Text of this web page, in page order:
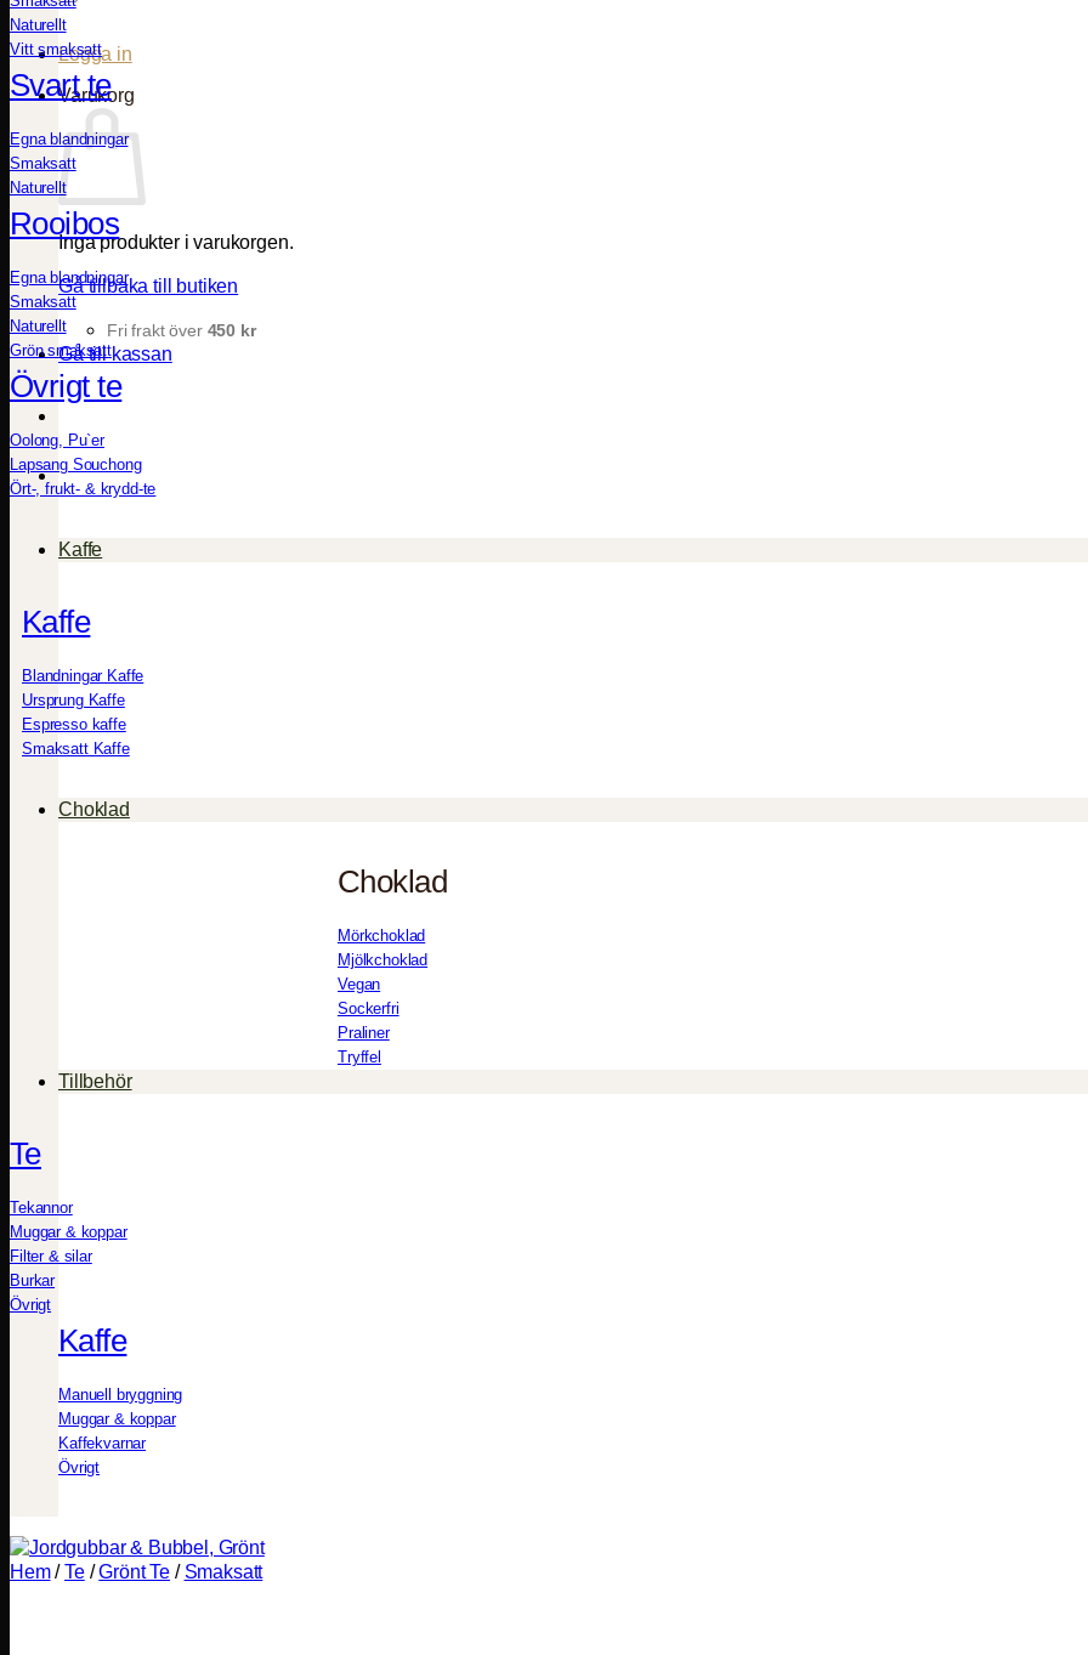
Logga in
Varukorg
Inga produkter i varukorgen.
Gå tillbaka till butiken
Fri frakt över 450 kr
Gå till kassan
Naturellt
Vitt smaksatt
Svart te
Egna blandningar
Smaksatt
Naturellt
Rooibos
Egna blandningar
Smaksatt
Naturellt
Grön smaksatt
Övrigt te
Oolong, Pu`er
Lapsang Souchong
Ört-, frukt- & krydd-te
Kaffe
Kaffe
Blandningar Kaffe
Ursprung Kaffe
Espresso kaffe
Smaksatt Kaffe
Choklad
Choklad
Mörkchoklad
Mjölkchoklad
Vegan
Sockerfri
Praliner
Tryffel
Tillbehör
Te
Tekannor
Muggar & koppar
Filter & silar
Burkar
Övrigt
Kaffe
Manuell bryggning
Muggar & koppar
Kaffekvarnar
Övrigt
Hem / Te / Grönt Te / Smaksatt